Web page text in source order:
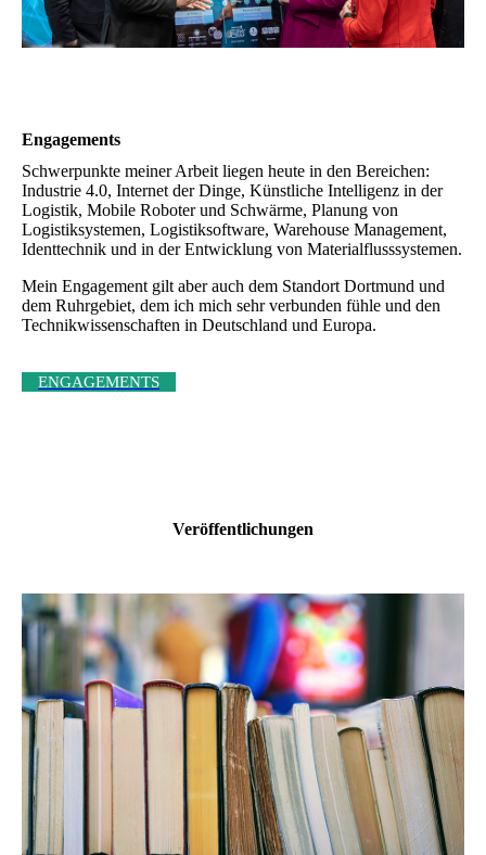
Engage­ments
Schwerpunkte meiner Arbeit liegen heute in den Bereichen:
Industrie 4.0, Internet der Dinge, Künstliche Intelligenz in der
Logistik, Mobile Roboter und Schwärme, Planung von
Logistiksystemen, Logistiksoftware, Warehouse Management,
Identtechnik und in der Entwicklung von Materialflusssystemen.
Mein Engagement gilt aber auch dem Standort Dortmund und
dem Ruhrgebiet, dem ich mich sehr verbunden fühle und den
Technikwissenschaften in Deutschland und Europa.
ENGAGEMENTS
Veröffent­­lichungen